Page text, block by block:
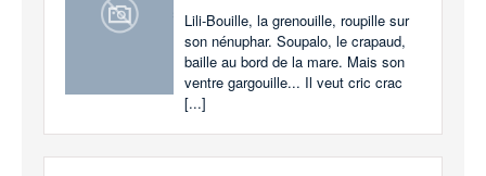
Lili-Bouille, la grenouille, roupille sur
son nénuphar. Soupalo, le crapaud,
baille au bord de la mare. Mais son
ventre gargouille... Il veut cric crac
[...]